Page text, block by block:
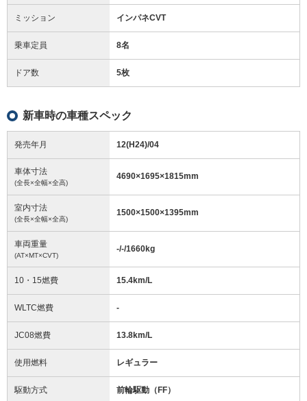
ミッション インパネCVT
乗車定員 8名
ドア数 5枚
新車時の車種スペック
発売年月 12(H24)/04
車体寸法
(全長×全幅×全高)
4690×1695×1815mm
室内寸法
(全長×全幅×全高)
1500×1500×1395mm
車両重量
(AT×MT×CVT)
-/-/1660kg
10・15燃費 15.4km/L
WLTC燃費 -
JC08燃費 13.8km/L
使用燃料 レギュラー
駆動方式 前輪駆動（FF）